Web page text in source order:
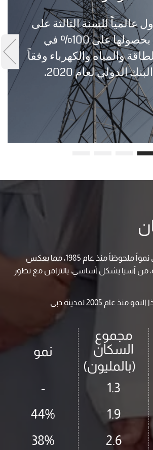
عالمياً للسنة الثالثة على
التوالي بحصولها على 100% في
والمياه والكهرباء وفقاً
الدولي لعام 2020.
شهد عدد سكان دبي نمواً ملحوظاً منذ عام 1985، مما يعكس
من آسيا بشكل أساسي، بالتزامن مع تطور
عام 2005 لمدينة دبي
مجموع
السكان
(بالمليون)
نمو
1.3
-
1.9
44%
2.6
38%